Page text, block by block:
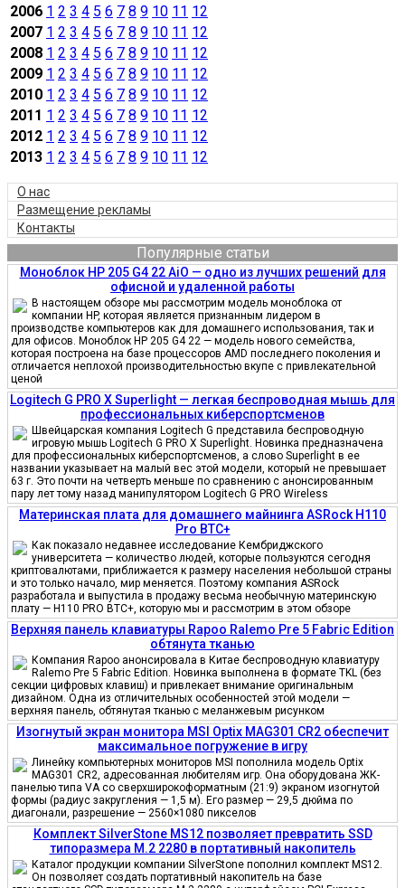
2006 1 2 3 4 5 6 7 8 9 10 11 12
2007 1 2 3 4 5 6 7 8 9 10 11 12
2008 1 2 3 4 5 6 7 8 9 10 11 12
2009 1 2 3 4 5 6 7 8 9 10 11 12
2010 1 2 3 4 5 6 7 8 9 10 11 12
2011 1 2 3 4 5 6 7 8 9 10 11 12
2012 1 2 3 4 5 6 7 8 9 10 11 12
2013 1 2 3 4 5 6 7 8 9 10 11 12
О нас
Размещение рекламы
Контакты
Популярные статьи
Моноблок HP 205 G4 22 AiO — одно из лучших решений для
офисной и удаленной работы
В настоящем обзоре мы рассмотрим модель моноблока от
компании HP, которая является признанным лидером в
производстве компьютеров как для домашнего использования, так и
для офисов. Моноблок HP 205 G4 22 — модель нового семейства,
которая построена на базе процессоров AMD последнего поколения и
отличается неплохой производительностью вкупе с привлекательной
ценой
Logitech G PRO X Superlight — легкая беспроводная мышь для
профессиональных киберспортсменов
Швейцарская компания Logitech G представила беспроводную
игровую мышь Logitech G PRO X Superlight. Новинка предназначена
для профессиональных киберспортсменов, а слово Superlight в ее
названии указывает на малый вес этой модели, который не превышает
63 г. Это почти на четверть меньше по сравнению с анонсированным
пару лет тому назад манипулятором Logitech G PRO Wireless
Материнская плата для домашнего майнинга ASRock H110
Pro BTC+
Как показало недавнее исследование Кембриджского
университета — количество людей, которые пользуются сегодня
криптовалютами, приближается к размеру населения небольшой страны
и это только начало, мир меняется. Поэтому компания ASRock
разработала и выпустила в продажу весьма необычную материнскую
плату — H110 PRO BTC+, которую мы и рассмотрим в этом обзоре
Верхняя панель клавиатуры Rapoo Ralemo Pre 5 Fabric Edition
обтянута тканью
Компания Rapoo анонсировала в Китае беспроводную клавиатуру
Ralemo Pre 5 Fabric Edition. Новинка выполнена в формате TKL (без
секции цифровых клавиш) и привлекает внимание оригинальным
дизайном. Одна из отличительных особенностей этой модели —
верхняя панель, обтянутая тканью с меланжевым рисунком
Изогнутый экран монитора MSI Optix MAG301 CR2 обеспечит
максимальное погружение в игру
Линейку компьютерных мониторов MSI пополнила модель Optix
MAG301 CR2, адресованная любителям игр. Она оборудована ЖК-
панелью типа VA со сверхширокоформатным (21:9) экраном изогнутой
формы (радиус закругления — 1,5 м). Его размер — 29,5 дюйма по
диагонали, разрешение — 2560×1080 пикселов
Комплект SilverStone MS12 позволяет превратить SSD
типоразмера M.2 2280 в портативный накопитель
Каталог продукции компании SilverStone пополнил комплект MS12.
Он позволяет создать портативный накопитель на базе